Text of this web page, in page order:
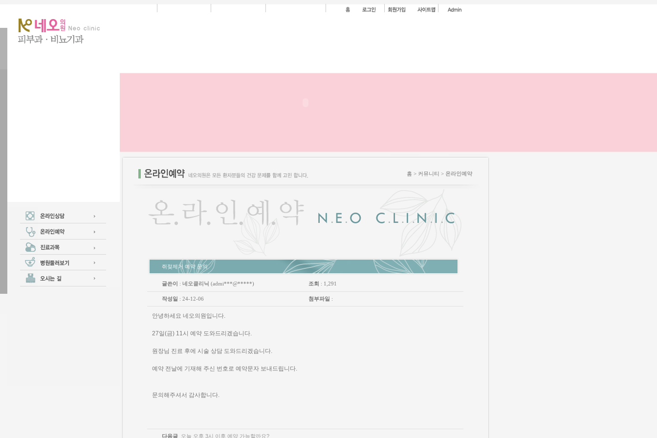
홈 > 커뮤니티 > 온라인예약
쥐젖제거 예약 문의
글쓴이 : 네오클리닉 (admi***@*****) 조회 : 1,291
작성일 : 24-12-06 첨부파일 :
안녕하세요 네오의원입니다.
27일(금) 11시 예약 도와드리겠습니다.
원장님 진료 후에 시술 상담 도와드리겠습니다.
예약 전날에 기재해 주신 번호로 예약문자 보내드립니다.
문의해주셔서 감사합니다.
다음글 오늘 오후 3시 이후 예약 가능할까요?